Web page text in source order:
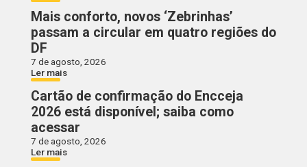
Mais conforto, novos ‘Zebrinhas’
passam a circular em quatro regiões do
DF
7 de agosto, 2026
Ler mais
Cartão de confirmação do Encceja
2026 está disponível; saiba como
acessar
7 de agosto, 2026
Ler mais